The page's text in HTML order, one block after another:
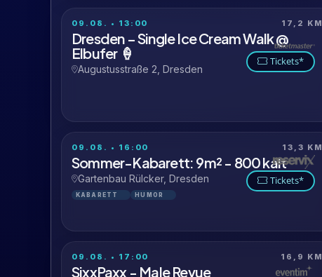
09.08. • 13:00 17,2 KM
Dresden – Single Ice Cream Walk @
Elbufer 🍦
Augustusstraße 2, Dresden
Tickets*
09.08. • 16:00 13,3 KM
Sommer-Kabarett: 9m² - 800 kalt
Gartenbau Rülcker, Dresden
KABARETT HUMOR
Tickets*
09.08. • 17:00 16,9 KM
SixxPaxx - Male Revue